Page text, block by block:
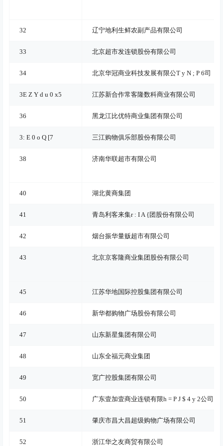
32 辽宁地利生鲜农副产品有限公司
33 北京超市发连锁股份有限公司
34 北京华冠商业科技发展有限公T y N ; P 6司
3E Z Y d u 0 x5 江苏新合作常客隆数科商业有限公司
36 黑龙江比优特商业集团有限公司
3: E 0 o Q [7 三江购物俱乐部股份有限公司
38 济南华联超市有限公司
40 湖北黄商集团
41 青岛利客来集r : I A { 团股份有限公司
42 烟台振华量贩超市有限公司
43 北京京客隆商业集团股份有限公司
45 江苏华地国际控股集团有限公司
46 新华都购物广场股份有限公司
47 山东新星集团有限公司
48 山东全福元商业集团
49 宽广控股集团有限公司
50 广东壹加壹商业连锁有限h = P J $ 4 y 2公司
51 肇庆市昌大昌超级购物广场有限公司
52 浙江华之友商贸有限公司